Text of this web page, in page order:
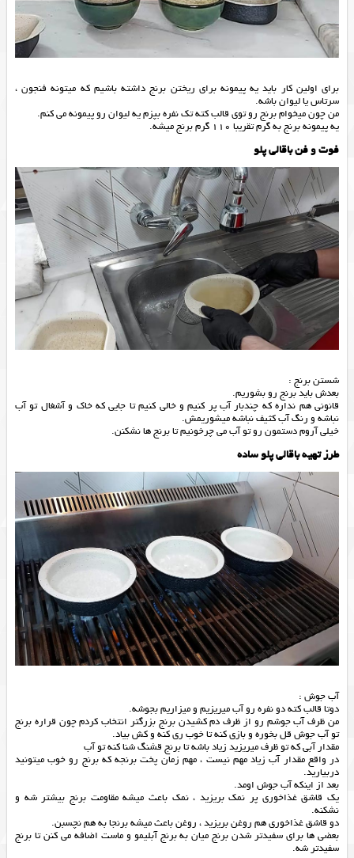
برای اولین کار باید یه پیمونه برای ریختن برنج داشته باشیم که میتونه فنجون ،
سرتاس یا لیوان باشه.
من چون میخوام برنج رو توی قالب کته تک نفره بپزم یه لیوان رو پیمونه می کنم.
یه پیمونه برنج به گرم تقریبا 110 گرم برنج میشه.
فوت و فن باقالی پلو
شستن برنج :
بعدش باید برنج رو بشوریم.
قانونی هم نداره که چندبار آب پر کنیم و خالی کنیم تا جایی که خاک و آشغال تو آب
نباشه و رنگ آب کثیف نباشه میشوریمش.
خیلی آروم دستمون رو تو آب می چرخونیم تا برنج ها نشکنن.
طرز تهیه باقالی پلو ساده
آب جوش :
دوتا قالب کته دو نفره رو آب میریزیم و میزاریم بجوشه.
من ظرف آب جوشم رو از ظرف دم کشیدن برنج بزرگتر انتخاب کردم چون قراره برنج
تو آب جوش قل بخوره و بازی کنه تا خوب ری کنه و کش بیاد.
مقدار آبی که تو ظرف میریزید زیاد باشه تا برنج قشنگ شنا کنه تو آب
در واقع مقدار آب زیاد مهم نیست ، مهم زمان پخت برنجه که برنج رو خوب میتونید
دربیارید.
بعد از اینکه آب جوش اومد.
یک قاشق غذاخوری پر نمک بریزید ، نمک باعث میشه مقاومت برنج بیشتر شه و
نشکنه.
دو قاشق غذاخوری هم روغن بریزید ، روغن باعث میشه برنجا به هم نچسبن.
بعضی ها برای سفیدتر شدن برنج میان به برنج آبلیمو و ماست اضافه می کنن تا برنج
سفیدتر شه.